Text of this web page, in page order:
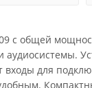
с общей
аудиосистемы.
для